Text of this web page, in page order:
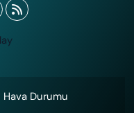
Hava Durumu